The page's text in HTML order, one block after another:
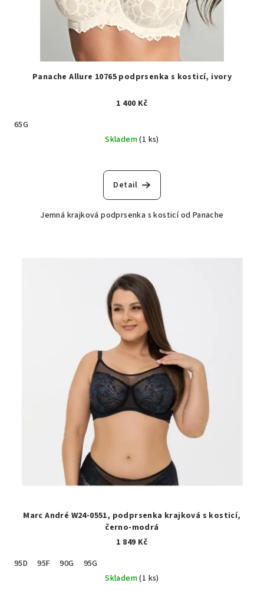
Panache Allure 10765 podprsenka s kosticí, ivory
1 400 Kč
65G
Skladem(1 ks)
Detail
Jemná krajková podprsenka s kosticí od Panache
Marc André W24-0551, podprsenka krajková s kosticí,
černo-modrá
1 849 Kč
95D
95F 90G
95G
Skladem(1 ks)